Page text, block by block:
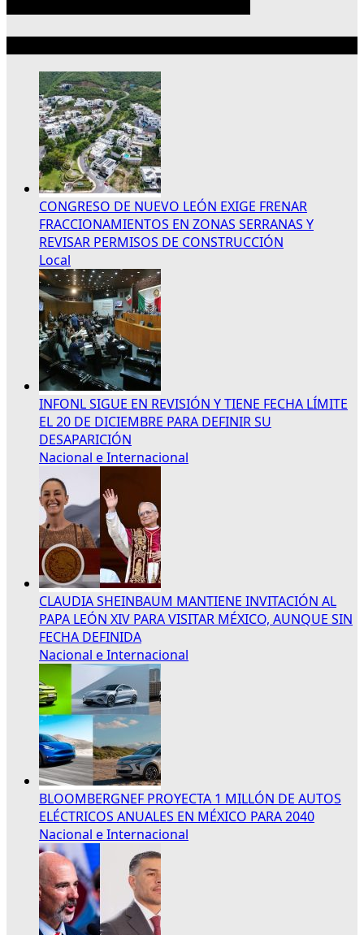
CONGRESO DE NUEVO LEÓN EXIGE FRENAR
FRACCIONAMIENTOS EN ZONAS SERRANAS Y
REVISAR PERMISOS DE CONSTRUCCIÓN
Local
INFONL SIGUE EN REVISIÓN Y TIENE FECHA LÍMITE
EL 20 DE DICIEMBRE PARA DEFINIR SU
DESAPARICIÓN
Nacional e Internacional
CLAUDIA SHEINBAUM MANTIENE INVITACIÓN AL
PAPA LEÓN XIV PARA VISITAR MÉXICO, AUNQUE SIN
FECHA DEFINIDA
Nacional e Internacional
BLOOMBERGNEF PROYECTA 1 MILLÓN DE AUTOS
ELÉCTRICOS ANUALES EN MÉXICO PARA 2040
Nacional e Internacional